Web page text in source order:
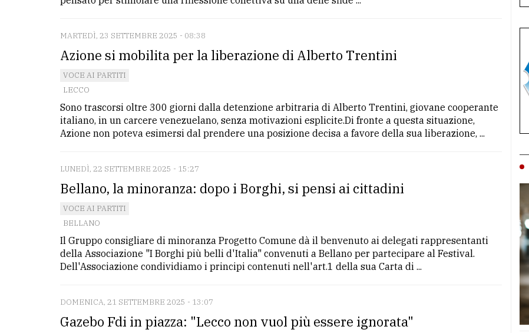
MARTEDÌ, 23 SETTEMBRE 2025 - 08:38
Azione si mobilita per la liberazione di Alberto Trentini
VOCE AI PARTITI
LECCO
Sono trascorsi oltre 300 giorni dalla detenzione arbitraria di Alberto Trentini, giovane cooperante
italiano, in un carcere venezuelano, senza motivazioni esplicite.Di fronte a questa situazione,
Azione non poteva esimersi dal prendere una posizione decisa a favore della sua liberazione, ...
LUNEDÌ, 22 SETTEMBRE 2025 - 15:27
Bellano, la minoranza: dopo i Borghi, si pensi ai cittadini
VOCE AI PARTITI
BELLANO
Il Gruppo consigliare di minoranza Progetto Comune dà il benvenuto ai delegati rappresentanti
della Associazione "I Borghi più belli d'Italia" convenuti a Bellano per partecipare al Festival.
Dell'Associazione condividiamo i principi contenuti nell'art.1 della sua Carta di ...
DOMENICA, 21 SETTEMBRE 2025 - 13:07
Gazebo Fdi in piazza: "Lecco non vuol più essere ignorata"